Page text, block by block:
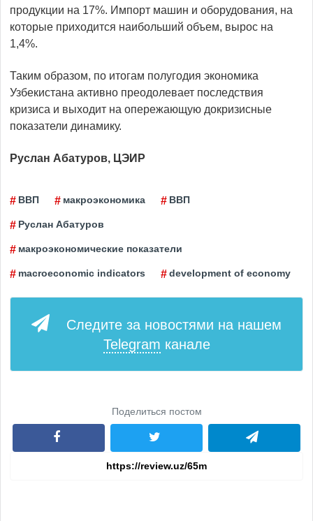
продукции на 17%. Импорт машин и оборудования, на
которые приходится наибольший объем, вырос на
1,4%.
Таким образом, по итогам полугодия экономика
Узбекистана активно преодолевает последствия
кризиса и выходит на опережающую докризисные
показатели динамику.
Руслан Абатуров, ЦЭИР
ВВП макроэкономика ВВП
Руслан Aбатуров
макроэкономические показатели
macroeconomic indicators development of economy
Следите за новостями на нашем
Telegram канале
Поделиться постом